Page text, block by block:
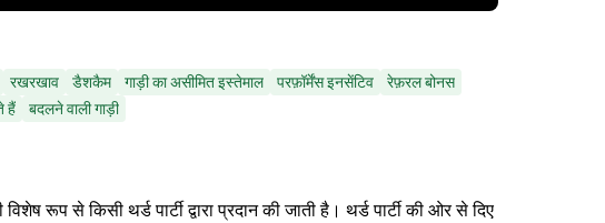
रखरखाव डैशकैम गाड़ी का असीमित इस्तेमाल परफ़ॉर्मेंस इनसेंटिव
रेफ़रल बोनस
हैं
बदलने वाली गाड़ी
रूप से किसी थर्ड पार्टी द्वारा प्रदान की जाती है। थर्ड पार्टी की ओर से दिए